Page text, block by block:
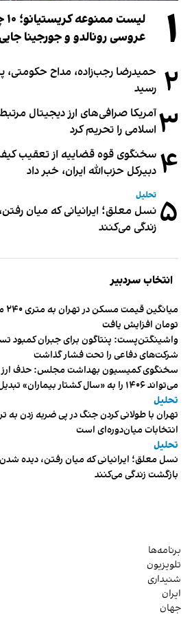
۱
عروسی رونالدو و جورجینا
۲ حمیدرضا رجب‌زاده، مداح
رسید
۳آمریکا صرافی‌های ارز دیجیتال
اسلامی را تحریم کرد
۴ سخنگوی قوه قضاییه از تعقیب
دبیر‌کل حزب‌الله ایران، خبر داد
۵ تحلیل
نسل معلق؛ ایرانیانی که میان
زندگی می‌کنند
انتخاب سردبیر
تومان افزایش یافت
واشینگتن‌پست: پنتاگون برای جبران کمبود
شرکت‌های دفاعی را تحت فشار گذاشت
سخنگوی کمیسیون بهداشت مجلس: حذف ارز
می‌تواند ۱۴۰۶ را به «سال کشتار بیماران» تبدیل کند
تحلیل
تهران با طولانی کردن جنگ در پی ضربه زدن به
انتخابات میان‌دوره‌ای است
تحلیل
نسل معلق؛ ایرانیانی که میان رفتن، دیده
بازگشت زندگی می‌کنند
برنامه‌ها
تلویزیون
شنیداری
ایران
جهان